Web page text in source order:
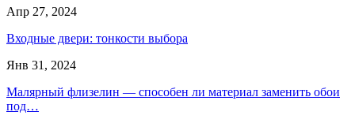
Апр 27, 2024
Входные двери: тонкости выбора
Янв 31, 2024
Малярный флизелин — способен ли материал заменить обои
под…